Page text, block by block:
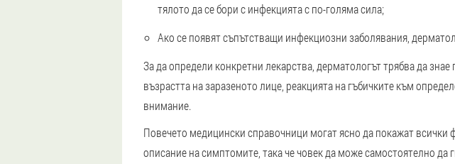
тялото да се бори с инфекцията с по-голяма сила;
Ако се появят съпътстващи инфекциозни заболявания,
За да определи конкретни лекарства, дерматологът трябва да
възрастта на заразеното лице, реакцията на гъбичките към
внимание.
Повечето медицински справочници могат ясно да покажат всички
описание на симптомите, така че човек да може самостоятелно